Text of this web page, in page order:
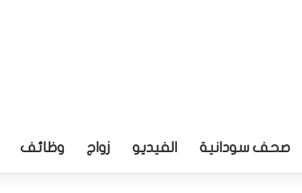
صحف سودانية الفيديو زواج وظائف